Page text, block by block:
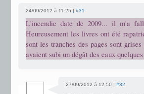
24/09/2012 à 11:25 | #31
L'incendie date de 2009... il m'a
Heureusement les livres ont été
sont les tranches des pages sont
avaient subi un dégât des eaux
27/09/2012 à 12:50 | #32